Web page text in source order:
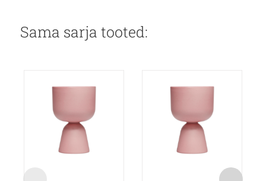
Sama sarja tooted: